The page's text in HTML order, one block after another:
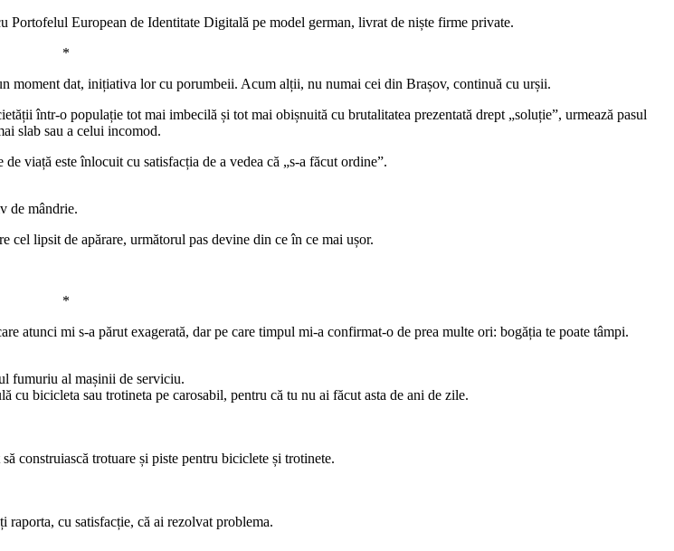
European de Identitate Digitală pe model german, livrat de niște firme private.
*
moment dat, inițiativa lor cu porumbeii. Acum alții, nu numai cei din Brașov, continuă cu urșii.
într-o populație tot mai imbecilă și tot mai obișnuită cu brutalitatea prezentată drept „soluție”, urmează pasul
slab sau a celui incomod.
viață este înlocuit cu satisfacția de a vedea că „s-a făcut ordine”.
de mândrie.
cel lipsit de apărare, următorul pas devine din ce în ce mai ușor.
*
atunci mi s-a părut exagerată, dar pe care timpul mi-a confirmat-o de prea multe ori: bogăția te poate tâmpi.
fumuriu al mașinii de serviciu.
bicicleta sau trotineta pe carosabil, pentru că tu nu ai făcut asta de ani de zile.
construiască trotuare și piste pentru biciclete și trotinete.
cu satisfacție, că ai rezolvat problema.